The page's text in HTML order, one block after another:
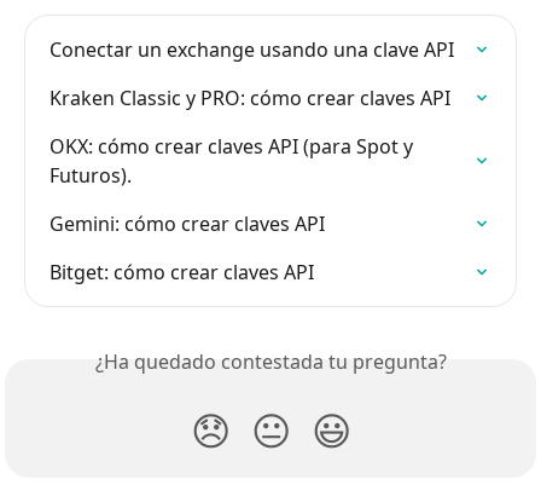
Conectar un exchange usando una clave API
Kraken Classic y PRO: cómo crear claves API
OKX: cómo crear claves API (para Spot y
Futuros).
Gemini: cómo crear claves API
Bitget: cómo crear claves API
¿Ha quedado contestada tu pregunta?
😞 😐 😃